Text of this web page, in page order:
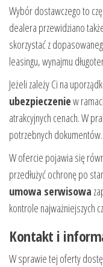
Wybór dostawczego to
dealera przewidziano
skorzystać z
leasingu, wynajmu
Jeżeli zależy Ci na
ubezpieczeniew
atrakcyjnych cenach. W
potrzebnych dokumentów.
W ofercie pojawia się
przedłużyć ochronę po
umowa serwisowa
kontrole najważniejszych
Kontakt i
W sprawie tej oferty